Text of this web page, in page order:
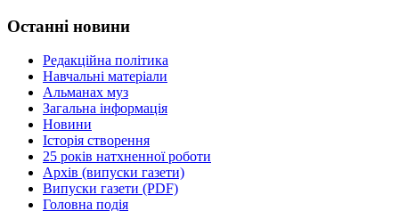
Останні новини
Редакційна політика
Навчальні матеріали
Альманах муз
Загальна інформація
Новини
Історія створення
25 років натхненної роботи
Архів (випуски газети)
Випуски газети (PDF)
Головна подія